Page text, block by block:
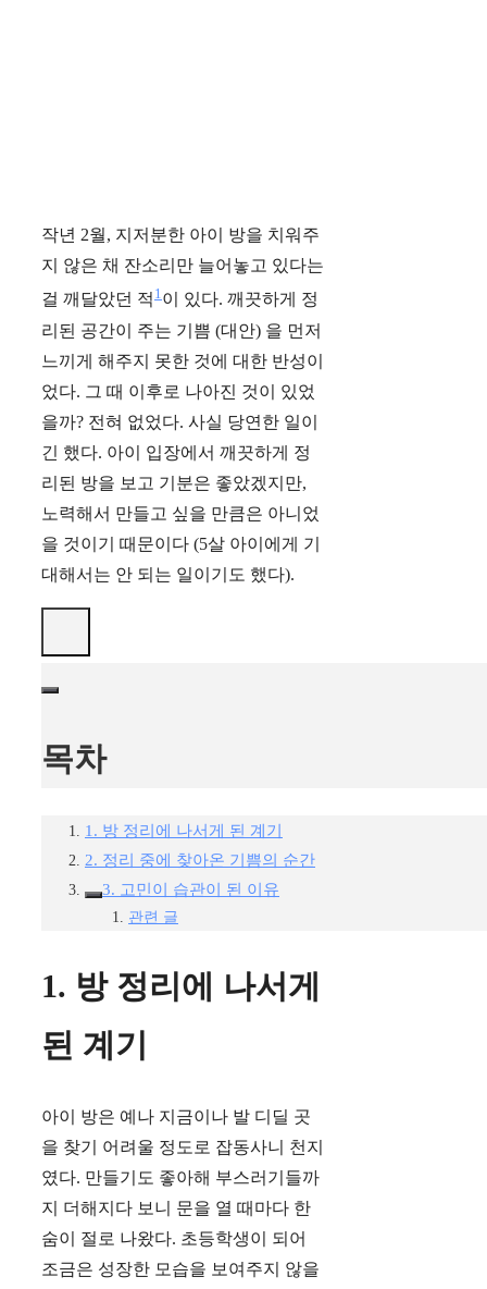
작년 2월, 지저분한 아이 방을 치워주
지 않은 채 잔소리만 늘어놓고 있다는
걸 깨달았던 적 1이 있다. 깨끗하게 정
리된 공간이 주는 기쁨 (대안) 을 먼저
느끼게 해주지 못한 것에 대한 반성이
었다. 그 때 이후로 나아진 것이 있었
을까? 전혀 없었다. 사실 당연한 일이
긴 했다. 아이 입장에서 깨끗하게 정
리된 방을 보고 기분은 좋았겠지만,
노력해서 만들고 싶을 만큼은 아니었
을 것이기 때문이다 (5살 아이에게 기
대해서는 안 되는 일이기도 했다).
목차
1. 방 정리에 나서게 된 계기
2. 정리 중에 찾아온 기쁨의 순간
3. 고민이 습관이 된 이유
관련 글
1. 방 정리에 나서게
된 계기
아이 방은 예나 지금이나 발 디딜 곳
을 찾기 어려울 정도로 잡동사니 천지
였다. 만들기도 좋아해 부스러기들까
지 더해지다 보니 문을 열 때마다 한
숨이 절로 나왔다. 초등학생이 되어
조금은 성장한 모습을 보여주지 않을